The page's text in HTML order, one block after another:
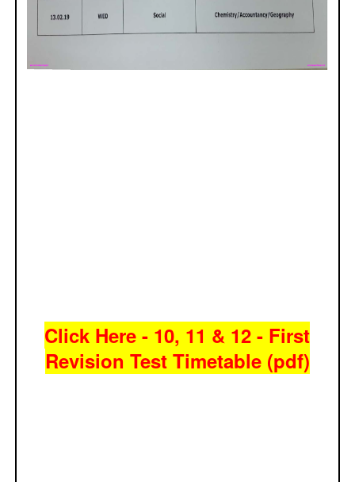
Click Here - 10, 11 & 12 - First
Revision Test Timetable (pdf)